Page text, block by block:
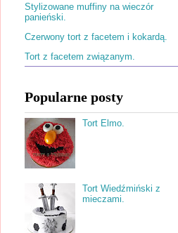
Stylizowane muffiny na wieczór
panieński.
Czerwony tort z facetem i kokardą.
Tort z facetem związanym.
Popularne posty
Tort Elmo.
Tort Wiedźmiński z
mieczami.